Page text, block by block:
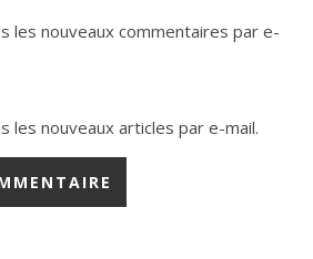
les nouveaux commentaires par e-
les nouveaux articles par e-mail.